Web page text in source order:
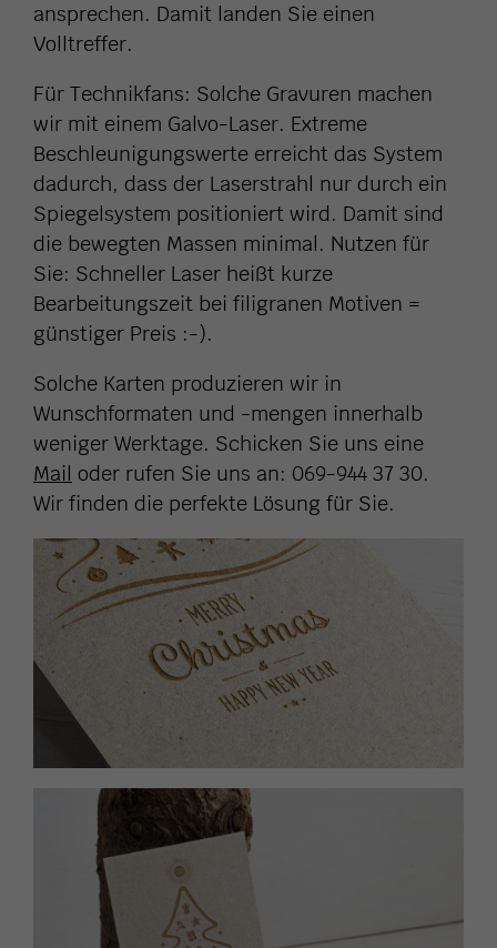
ansprechen. Damit landen Sie einen
Volltreffer.
Für Technikfans: Solche Gravuren machen
wir mit einem Galvo-Laser. Extreme
Beschleunigungswerte erreicht das System
dadurch, dass der Laserstrahl nur durch ein
Spiegelsystem positioniert wird. Damit sind
die bewegten Massen minimal. Nutzen für
Sie: Schneller Laser heißt kurze
Bearbeitungszeit bei filigranen Motiven =
günstiger Preis :-).
Solche Karten produzieren wir in
Wunschformaten und -mengen innerhalb
weniger Werktage. Schicken Sie uns eine
Mail oder rufen Sie uns an: 069-944 37 30.
Wir finden die perfekte Lösung für Sie.